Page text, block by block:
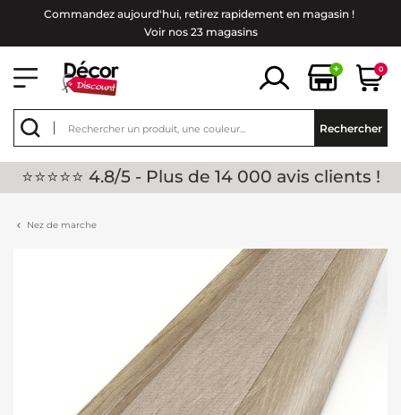
Commandez aujourd'hui, retirez rapidement en magasin !
Voir nos 23 magasins
+ 0
Rechercher
⭐⭐⭐⭐⭐ 4.8/5 - Plus de 14 000 avis clients !
Nez de marche